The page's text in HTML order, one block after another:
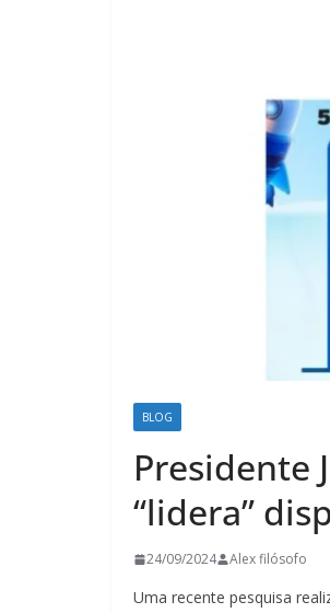
BLOG
Presidente
“lidera”
24/09/2024 Alex filósofo
Uma recente pesquisa